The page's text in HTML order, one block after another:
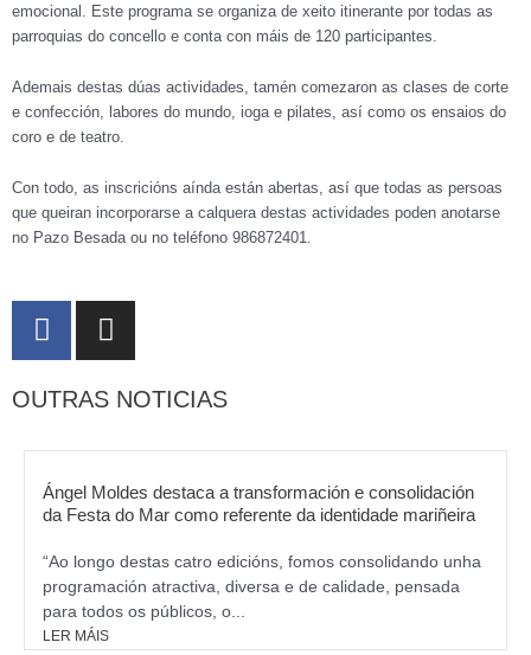
emocional. Este programa se organiza de xeito itinerante por todas as
parroquias do concello e conta con máis de 120 participantes.
Ademais destas dúas actividades, tamén comezaron as clases de corte
e confección, labores do mundo, ioga e pilates, así como os ensaios do
coro e de teatro.
Con todo, as inscricións aínda están abertas, así que todas as persoas
que queiran incorporarse a calquera destas actividades poden anotarse
no Pazo Besada ou no teléfono 986872401.
F
a
e
o
o
k
I
n
t
g
r
a
m
OUTRAS NOTICIAS
Ángel Moldes destaca a transformación e consolidación
da Festa do Mar como referente da identidade mariñeira
“Ao longo destas catro edicións, fomos consolidando unha
programación atractiva, diversa e de calidade, pensada
para todos os públicos, o...
LER MÁIS